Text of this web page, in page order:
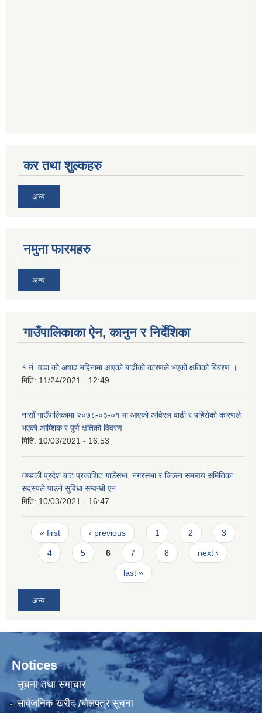
कर तथा शुल्कहरु
अन्य
नमुना फारमहरु
अन्य
गाउँपालिकाका ऐन, कानुन र निर्देशिका
१ नं. वडा को अषाढ महिनामा आएको बाढीको कारणले भएको क्षतिको बिबरण ।
मिति: 11/24/2021 - 12:49
नासोँ गाउँपालिकामा २०७८-०३-०१ मा आएको अविरल वाढी र पहिरोकाे कारणले
भएकाे आम्शिक र पुर्ण क्षतिको विवरण
मिति: 10/03/2021 - 16:53
गण्डकी प्रदेश बाट प्रकाशित गाउँसभा, नगरसभा र जिल्ला समन्वय समितिका
सदस्यले पाउने सुविधा सम्वन्धी एन
मिति: 10/03/2021 - 16:47
Pages
« first ‹ previous 1 2 3
4 5 6 7 8 next ›
last »
अन्य
Notices
सूचना तथा समाचार
सार्वजनिक खरीद /बोलपत्र सूचना